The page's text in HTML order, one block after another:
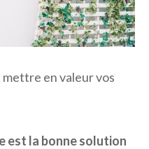
mettre en valeur vos
est la bonne solution